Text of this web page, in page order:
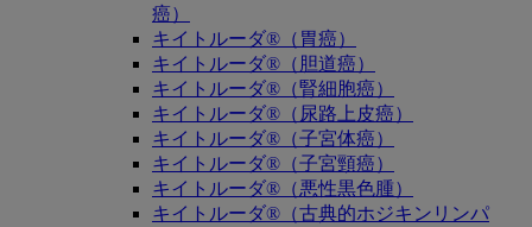
癌）
キイトルーダ®（胃癌）
キイトルーダ®（胆道癌）
キイトルーダ®（腎細胞癌）
キイトルーダ®（尿路上皮癌）
キイトルーダ®（子宮体癌）
キイトルーダ®（子宮頸癌）
キイトルーダ®（悪性黒色腫）
キイトルーダ®（古典的ホジキンリンパ